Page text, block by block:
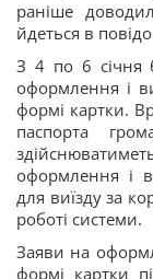
раніше
йдеться в
З 4 по 6 січня
оформлення і
формі картки.
паспорта
оформлення і
для виїзду за
роботі системи.
Заяви на
формі картки